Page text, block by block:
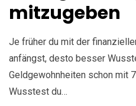
mitzugeben
Je früher du mit der
anfängst, desto besser
Geldgewohnheiten schon mit
Wusstest du…